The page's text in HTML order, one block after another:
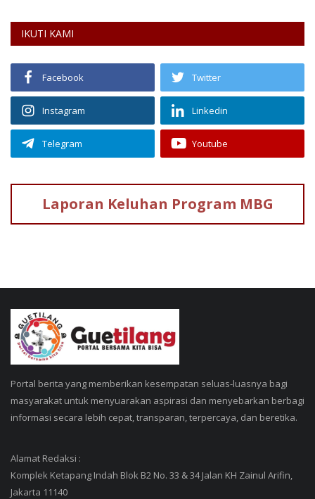
IKUTI KAMI
Facebook Twitter
Instagram Linkedin
Telegram Youtube
Laporan Keluhan Program MBG
Portal berita yang memberikan kesempatan seluas-luasnya bagi
masyarakat untuk menyuarakan aspirasi dan menyebarkan berbagi
informasi secara lebih cepat, transparan, terpercaya, dan beretika.
Alamat Redaksi :
Komplek Ketapang Indah Blok B2 No. 33 & 34 Jalan KH Zainul Arifin,
Jakarta 11140